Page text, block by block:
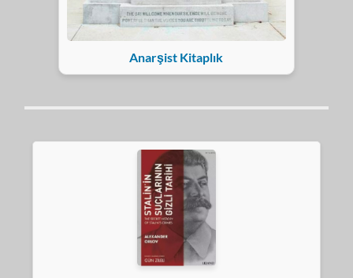
Anarşist Kitaplık